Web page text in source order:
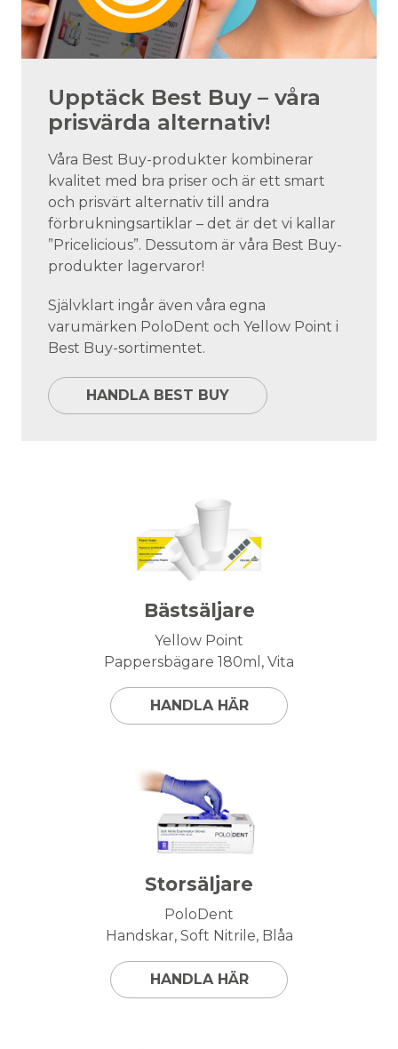
Upptäck Best Buy – våra
prisvärda alternativ!
Våra Best Buy-produkter kombinerar
kvalitet med bra priser och är ett smart
och prisvärt alternativ till andra
förbrukningsartiklar – det är det vi kallar
”Pricelicious”. Dessutom är våra Best Buy-
produkter lagervaror!
Självklart ingår även våra egna
varumärken PoloDent och Yellow Point i
Best Buy-sortimentet.
HANDLA BEST BUY
Bästsäljare
Yellow Point
Pappersbägare 180ml, Vita
HANDLA HÄR
Storsäljare
PoloDent
Handskar, Soft Nitrile, Blåa
HANDLA HÄR